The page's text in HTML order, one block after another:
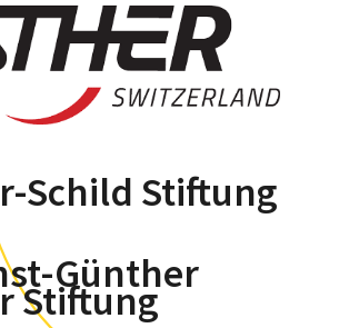
Schild Stiftung
Günther
Stiftung